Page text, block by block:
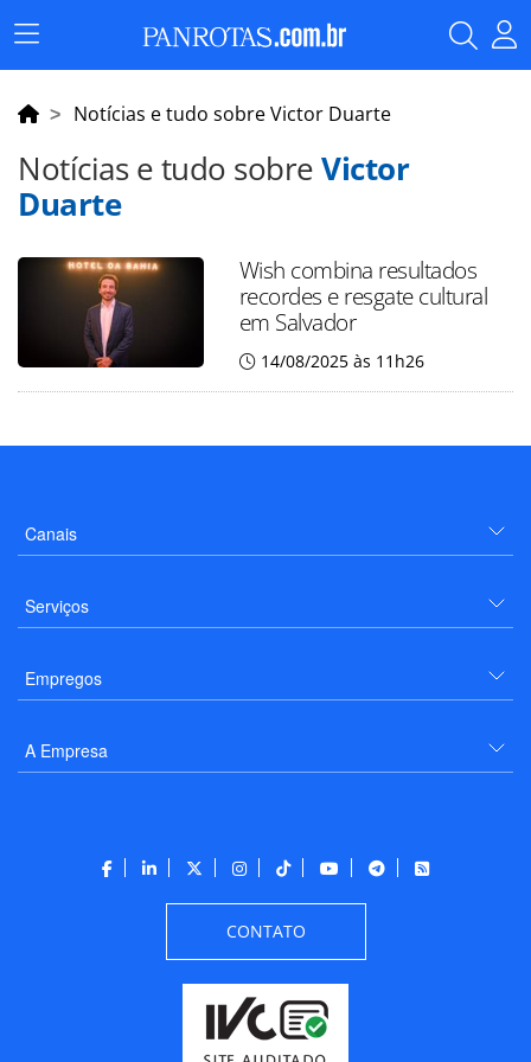
Menu
Principal
Notícias e tudo sobre Victor Duarte
Notícias e tudo sobreVictor
Duarte
Wish combina resultados
recordes e resgate cultural
em Salvador
14/08/2025 às 11h26
Canais
Serviços
Empregos
A Empresa
CONTATO